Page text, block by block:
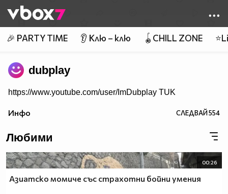
👾
🎉 PARTY TIME 👂 Клю – клю 🪀CHILL ZONE
dubplay
https://www.youtube.com/user/ImDubplay TUK
Инфо СЛЕДВАЙ554
Любими
00:26
Азиатско момиче със страхотни бойни умения